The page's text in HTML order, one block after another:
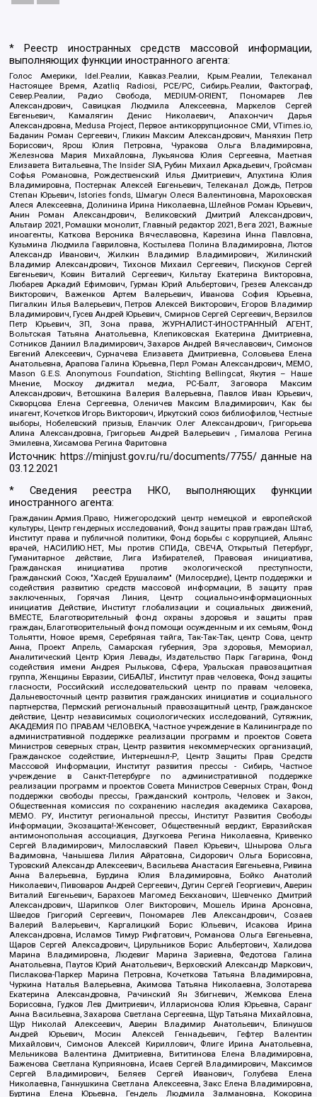
* Реестр иностранных средств массовой информации,
выполняющих функции иностранного агента:
Голос Америки, Idel.Реалии, Кавказ.Реалии, Крым.Реалии, Телеканал
Настоящее Время, Azatliq Radiosi, PCE/PC, Сибирь.Реалии, Фактограф,
Север.Реалии, Радио Свобода, MEDIUM-ORIENT, Пономарев Лев
Александрович, Савицкая Людмила Алексеевна, Маркелов Сергей
Евгеньевич, Камалягин Денис Николаевич, Апахончич Дарья
Александровна, Medusa Project, Первое антикоррупционное СМИ, VTimes.io,
Баданин Роман Сергеевич, Гликин Максим Александрович, Маняхин Петр
Борисович, Ярош Юлия Петровна, Чуракова Ольга Владимировна,
Железнова Мария Михайловна, Лукьянова Юлия Сергеевна, Маетная
Елизавета Витальевна, The Insider SIA, Рубин Михаил Аркадьевич, Гройсман
Софья Романовна, Рождественский Илья Дмитриевич, Апухтина Юлия
Владимировна, Постернак Алексей Евгеньевич, Телеканал Дождь, Петров
Степан Юрьевич, Istories fonds, Шмагун Олеся Валентиновна, Мароховская
Алеся Алексеевна, Долинина Ирина Николаевна, Шлейнов Роман Юрьевич,
Анин Роман Александрович, Великовский Дмитрий Александрович,
Альтаир 2021, Ромашки монолит, Главный редактор 2021, Вега 2021, Важные
иноагенты, Каткова Вероника Вячеславовна, Карезина Инна Павловна,
Кузьмина Людмила Гавриловна, Костылева Полина Владимировна, Лютов
Александр Иванович, Жилкин Владимир Владимирович, Жилинский
Владимир Александрович, Тихонов Михаил Сергеевич, Пискунов Сергей
Евгеньевич, Ковин Виталий Сергеевич, Кильтау Екатерина Викторовна,
Любарев Аркадий Ефимович, Гурман Юрий Альбертович, Грезев Александр
Викторович, Важенков Артем Валерьевич, Иванова София Юрьевна,
Пигалкин Илья Валерьевич, Петров Алексей Викторович, Егоров Владимир
Владимирович, Гусев Андрей Юрьевич, Смирнов Сергей Сергеевич, Верзилов
Петр Юрьевич, ЗП, Зона права, ЖУРНАЛИСТ-ИНОСТРАННЫЙ АГЕНТ,
Вольтская Татьяна Анатольевна, Клепиковская Екатерина Дмитриевна,
Сотников Даниил Владимирович, Захаров Андрей Вячеславович, Симонов
Евгений Алексеевич, Сурначева Елизавета Дмитриевна, Соловьева Елена
Анатольевна, Арапова Галина Юрьевна, Перл Роман Александрович, МЕМО,
Mason G.E.S. Anonymous Foundation, Stichting Bellingcat, Якутия – Наше
Мнение, Москоу диджитал медиа, РС-Балт, Заговора Максим
Александрович, Ветошкина Валерия Валерьевна, Павлов Иван Юрьевич,
Скворцова Елена Сергеевна, Оленичев Максим Владимирович, Как бы
инагент, Кочетков Игорь Викторович, Иркутский союз библиофилов, Честные
выборы, Нобелевский призыв, Еланчик Олег Александрович, Григорьева
Алина Александровна, Григорьев Андрей Валерьевич , Гималова Регина
Эмилевна, Хисамова Регина Фаритовна
Источник: https://minjust.gov.ru/ru/documents/7755/ данные на
03.12.2021
* Сведения реестра НКО, выполняющих функции
иностранного агента:
Гражданин.Армия.Право, Нижегородский центр немецкой и европейской
культуры, Центр гендерных исследований, Фонд защиты прав граждан Штаб,
Институт права и публичной политики, Фонд борьбы с коррупцией, Альянс
врачей, НАСИЛИЮ.НЕТ, Мы против СПИДа, СВЕЧА, Открытый Петербург,
Гуманитарное действие, Лига Избирателей, Правовая инициатива,
Гражданская инициатива против экологической преступности,
Гражданский Союз, "Хасдей Ерушалаим" (Милосердие), Центр поддержки и
содействия развитию средств массовой информации, В защиту прав
заключенных, Горячая Линия, Центр социально-информационных
инициатив Действие, Институт глобализации и социальных движений,
ВМЕСТЕ, Благотворительный фонд охраны здоровья и защиты прав
граждан, Благотворительный фонд помощи осужденным и их семьям, Фонд
Тольятти, Новое время, Серебряная тайга, Так-Так-Так, центр Сова, центр
Анна, Проект Апрель, Самарская губерния, Эра здоровья, Мемориал,
Аналитический Центр Юрия Левады, Издательство Парк Гагарина, Фонд
содействия имени Андрея Рылькова, Сфера, Уральская правозащитная
группа, Женщины Евразии, СИБАЛЬТ, Институт прав человека, Фонд защиты
гласности, Российский исследовательский центр по правам человека,
Дальневосточный центр развития гражданских инициатив и социального
партнерства, Пермский региональный правозащитный центр, Гражданское
действие, Центр независимых социологических исследований, Сутяжник,
АКАДЕМИЯ ПО ПРАВАМ ЧЕЛОВЕКА, Частное учреждение в Калининграде по
административной поддержке реализации программ и проектов Совета
Министров северных стран, Центр развития некоммерческих организаций,
Гражданское содействие, Интернешнл-Р, Центр Защиты Прав Средств
Массовой Информации, Институт развития прессы - Сибирь, Частное
учреждение в Санкт-Петербурге по административной поддержке
реализации программ и проектов Совета Министров Северных Стран, Фонд
поддержки свободы прессы, Гражданский контроль, Человек и Закон,
Общественная комиссия по сохранению наследия академика Сахарова,
МЕМО. РУ, Институт региональной прессы, Институт Развития Свободы
Информации, Экозащита!-Женсовет, Общественный вердикт, Евразийская
антимонопольная ассоциация, Дзугкоева Регина Николаевна, Кривенко
Сергей Владимирович, Милославский Павел Юрьевич, Шнырова Ольга
Вадимовна, Чанышева Лилия Айратовна, Сидорович Ольга Борисовна,
Туровский Александр Алексеевич, Васильева Анастасия Евгеньевна, Ривина
Анна Валерьевна, Бурдина Юлия Владимировна, Бойко Анатолий
Николаевич, Пивоваров Андрей Сергеевич, Дугин Сергей Георгиевич, Аверин
Виталий Евгеньевич, Барахоев Магомед Бекханович, Шевченко Дмитрий
Александрович, Шарипков Олег Викторович, Мошель Ирина Ароновна,
Шведов Григорий Сергеевич, Пономарев Лев Александрович, Созаев
Валерий Валерьевич, Каргалицкий Борис Юльевич, Исакова Ирина
Александровна, Исламов Тимур Рифгатович, Романова Ольга Евгеньевна,
Щаров Сергей Алексадрович, Цирульников Борис Альбертович, Халидова
Марина Владимировна, Людевиг Марина Зариевна, Федотова Галина
Анатольевна, Паутов Юрий Анатольевич, Верховский Александр Маркович,
Пислакова-Паркер Марина Петровна, Кочеткова Татьяна Владимировна,
Чуркина Наталья Валерьевна, Акимова Татьяна Николаевна, Золотарева
Екатерина Александровна, Рачинский Ян Збигневич, Жемкова Елена
Борисовна, Гудков Лев Дмитриевич, Илларионова Юлия Юрьевна, Саранг
Анна Васильевна, Захарова Светлана Сергеевна, Щур Татьяна Михайловна,
Щур Николай Алексеевич, Аверин Владимир Анатольевич, Блинушов
Андрей Юрьевич, Мосин Алексей Геннадьевич, Гефтер Валентин
Михайлович, Симонов Алексей Кириллович, Флиге Ирина Анатольевна,
Мельникова Валентина Дмитриевна, Вититинова Елена Владимировна,
Баженова Светлана Куприяновна, Исаев Сергей Владимирович, Максимов
Сергей Владимирович, Беляев Сергей Иванович, Голубева Елена
Николаевна, Ганнушкина Светлана Алексеевна, Закс Елена Владимировна,
Буртина Елена Юрьевна, Гендель Людмила Залмановна, Кокорина